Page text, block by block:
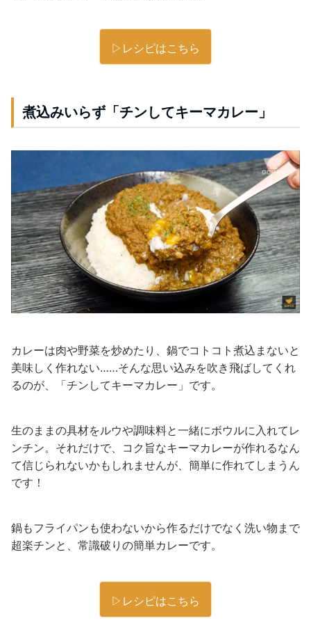
▷レシピはこちら
煮込みいらず「チンしてキーマカレー」
カレーは肉や野菜を炒めたり、鍋でコトコト煮込まないと
美味しく作れない……そんな思い込みを吹き飛ばしてくれ
るのが、「チンしてキーマカレー」です。
生のままの具材をルウや調味料と一緒にボウルに入れてレ
ンチン。それだけで、コク旨なキーマカレーが作れるなん
て信じられないかもしれませんが、簡単に作れてしまうん
です！
鍋もフライパンも使わないから作るだけでなく洗い物まで
超楽チンと、常識破りの簡単カレーです。
▷レシピはこちら